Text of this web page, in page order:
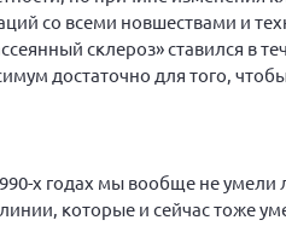
со всеми новшествами и
склероз» ставился в
достаточно для того,
х годах мы вообще не умели
которые и сейчас тоже